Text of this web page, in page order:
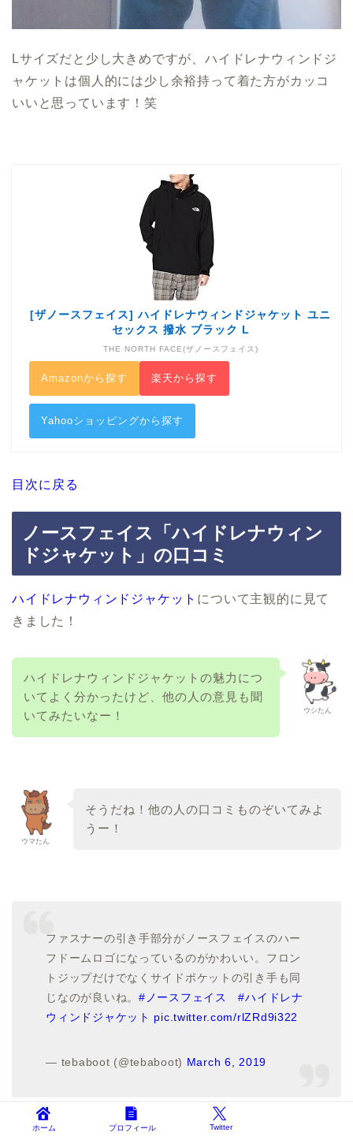
Lサイズだと少し大きめですが、ハイドレナウィンドジ
ャケットは個人的には少し余裕持って着た方がカッコ
いいと思っています！笑
[ザノースフェイス] ハイドレナウィンドジャケット ユニ
セックス 撥水 ブラック L
THE NORTH FACE(ザノースフェイス)
Amazonから探す 楽天から探す
Yahooショッピングから探す
目次に戻る
ノースフェイス「ハイドレナウィン
ドジャケット」の口コミ
ハイドレナウィンドジャケット について主観的に見て
きました！
ウシたん
ハイドレナウィンドジャケットの魅力につ
いてよく分かったけど、他の人の意見も聞
いてみたいなー！
ウマたん
そうだね！他の人の口コミものぞいてみよ
うー！
ファスナーの引き手部分がノースフェイスのハー
フドームロゴになっているのがかわいい。フロン
トジップだけでなくサイドポケットの引き手も同
じなのが良いね。 #ノースフェイス
#ハイドレナ
ウィンドジャケット pic.twitter.com/rlZRd9i322
— tebaboot (@tebaboot) March 6, 2019
ホーム プロフィール Twitter